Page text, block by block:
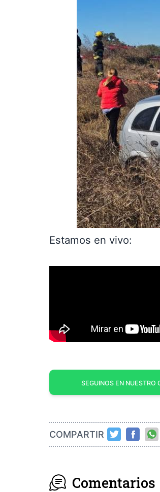
Estamos en vivo:
SEGUINOS EN NUESTRO
COMPARTIR
Comentarios